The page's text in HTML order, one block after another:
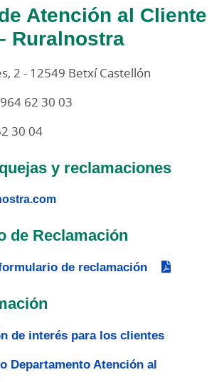
Atención al Cliente
Ruralnostra
2 - 12549 Betxí Castellón
62 30 03
30 04
y reclamaciones
de Reclamación
de reclamación
de interés para los clientes
Departamento Atención al